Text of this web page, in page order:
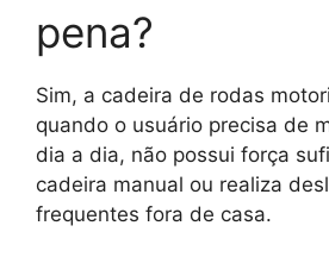
pena?
Sim, a cadeira de rodas
quando o usuário precisa de
dia a dia, não possui força
cadeira manual ou realiza
frequentes fora de casa.